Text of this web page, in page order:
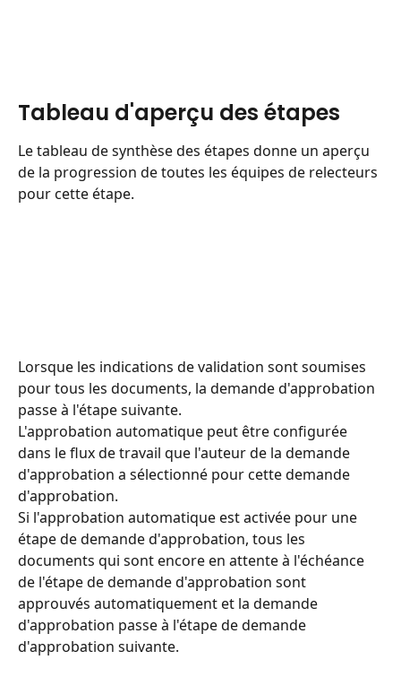
Tableau d'aperçu des étapes
Le tableau de synthèse des étapes donne un aperçu
de la progression de toutes les équipes de relecteurs
pour cette étape.
Lorsque les indications de validation sont soumises
pour tous les documents, la demande d'approbation
passe à l'étape suivante.
L'approbation automatique peut être configurée
dans le flux de travail que l'auteur de la demande
d'approbation a sélectionné pour cette demande
d'approbation.
Si l'approbation automatique est activée pour une
étape de demande d'approbation, tous les
documents qui sont encore en attente à l'échéance
de l'étape de demande d'approbation sont
approuvés automatiquement et la demande
d'approbation passe à l'étape de demande
d'approbation suivante.